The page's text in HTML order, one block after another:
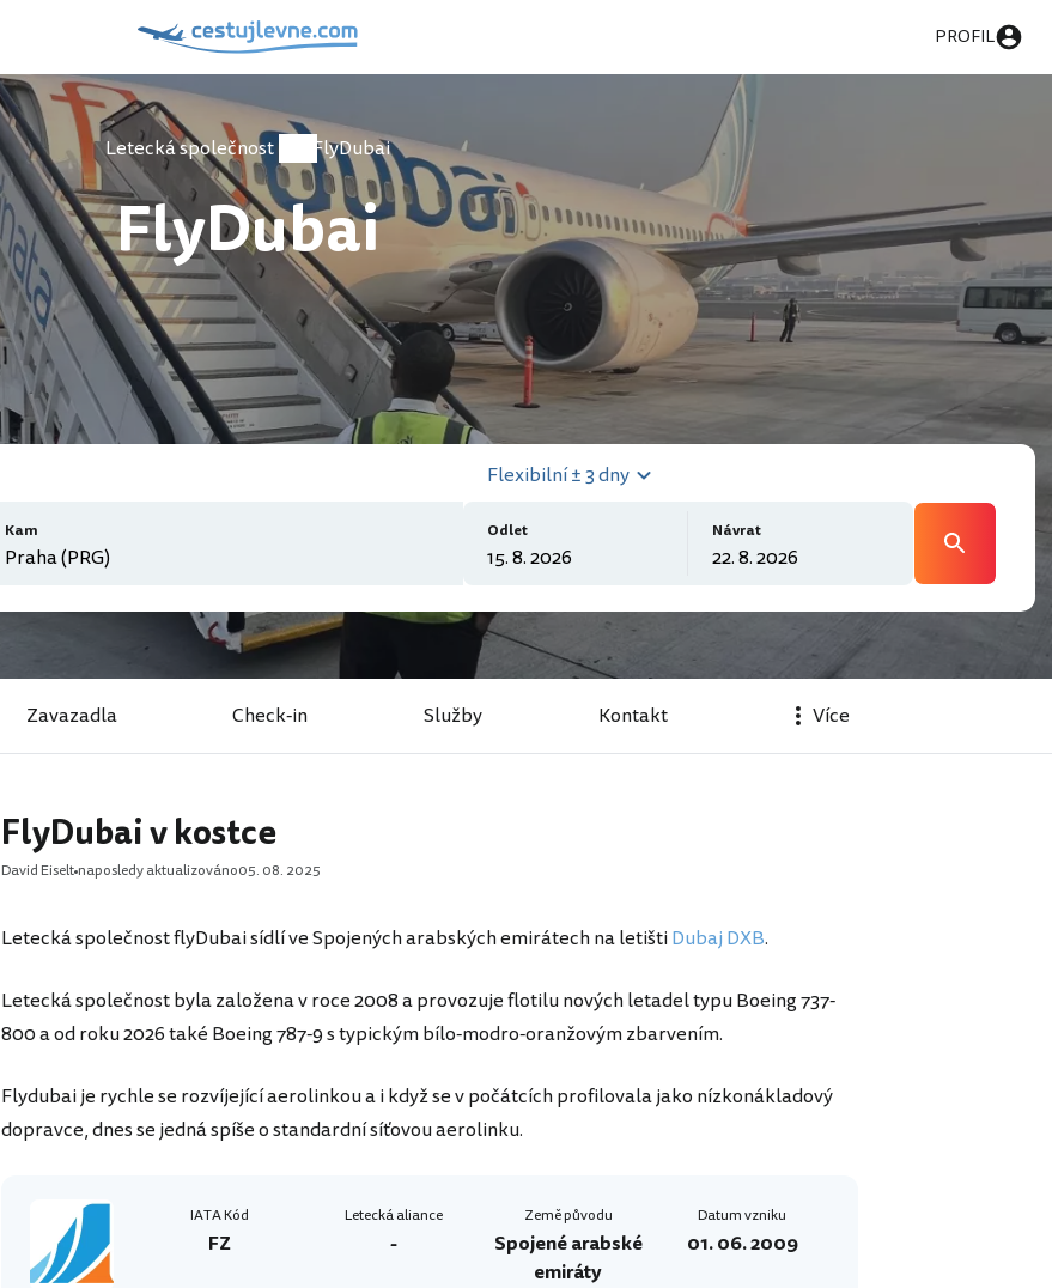
PROFIL
Letecká společnost FlyDubai
FlyDubai
Kam
Flexibilní ± 3 dny
Odlet Návrat
Zavazadla Check-in Služby Kontakt Více
FlyDubai v kostce
David Eiselt naposledy aktualizováno05. 08. 2025
Letecká společnost flyDubai sídlí ve Spojených arabských emirátech na letištiDubaj DXB.
Letecká společnost byla založena v roce 2008 a provozuje flotilu nových letadel typu Boeing 737-
800 a od roku 2026 také Boeing 787-9 s typickým bílo-modro-oranžovým zbarvením.
Flydubai je rychle se rozvíjející aerolinkou a i když se v počátcích profilovala jako nízkonákladový
dopravce, dnes se jedná spíše o standardní síťovou aerolinku.
IATA Kód
FZ
Letecká aliance
-
Země původu
Spojené arabské
emiráty
Datum vzniku
01. 06. 2009